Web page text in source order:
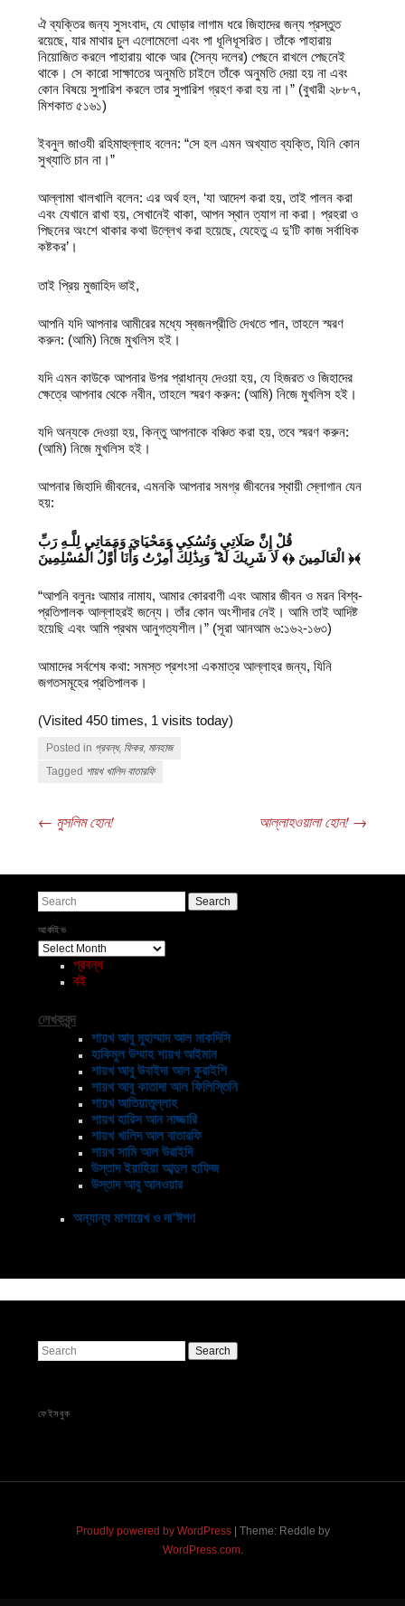
ঐ ব্যক্তির জন্য সুসংবাদ, যে ঘোড়ার লাগাম ধরে জিহাদের জন্য প্রস্তুত
রয়েছে, যার মাথার চুল এলোমেলো এবং পা ধূলিধূসরিত। তাঁকে পাহারায়
নিয়োজিত করলে পাহারায় থাকে আর (সৈন্য দলের) পেছনে রাখলে পেছনেই
থাকে। সে কারো সাক্ষাতের অনুমতি চাইলে তাঁকে অনুমতি দেয়া হয় না এবং
কোন বিষয়ে সুপারিশ করলে তার সুপারিশ গ্রহণ করা হয় না।” (বুখারী ২৮৮৭,
মিশকাত ৫১৬১)
ইবনুল জাওযী রহিমাহুল্লাহ বলেন: “সে হল এমন অখ্যাত ব্যক্তি, যিনি কোন
সুখ্যাতি চান না।”
আল্লামা খালখালি বলেন: এর অর্থ হল, ‘যা আদেশ করা হয়, তাই পালন করা
এবং যেখানে রাখা হয়, সেখানেই থাকা, আপন স্থান ত্যাগ না করা। প্রহরা ও
পিছনের অংশে থাকার কথা উল্লেখ করা হয়েছে, যেহেতু এ দু’টি কাজ সর্বাধিক
কষ্টকর’।
তাই প্রিয় মুজাহিদ ভাই,
আপনি যদি আপনার আমীরের মধ্যে স্বজনপ্রীতি দেখতে পান, তাহলে স্মরণ
করুন: (আমি) নিজে মুখলিস হই।
যদি এমন কাউকে আপনার উপর প্রাধান্য দেওয়া হয়, যে হিজরত ও জিহাদের
ক্ষেত্রে আপনার থেকে নবীন, তাহলে স্মরণ করুন: (আমি) নিজে মুখলিস হই।
যদি অন্যকে দেওয়া হয়, কিন্তু আপনাকে বঞ্চিত করা হয়, তবে স্মরণ করুন:
(আমি) নিজে মুখলিস হই।
আপনার জিহাদি জীবনের, এমনকি আপনার সমগ্র জীবনের স্থায়ী স্লোগান যেন
হয়:
قُلْ إِنَّ صَلَاتِي وَنُسُكِي وَمَحْيَايَ وَمَمَاتِي لِلَّـهِ رَبِّ
الْعَالَمِينَ ﴿﴾ لَا شَرِيكَ لَهُ ۖ وَبِذَٰلِكَ أُمِرْتُ وَأَنَا أَوَّلُ الْمُسْلِمِينَ ﴿﴾
“আপনি বলুনঃ আমার নামায, আমার কোরবাণী এবং আমার জীবন ও মরন বিশ্ব-
প্রতিপালক আল্লাহরই জন্যে। তাঁর কোন অংশীদার নেই। আমি তাই আদিষ্ট
হয়েছি এবং আমি প্রথম আনুগত্যশীল।” (সূরা আনআম ৬:১৬২-১৬৩)
আমাদের সর্বশেষ কথা: সমস্ত প্রশংসা একমাত্র আল্লাহর জন্য, যিনি
জগতসমূহের প্রতিপালক।
(Visited 450 times, 1 visits today)
Posted in প্রবন্ধ, ফিকর, মানহাজ
Tagged শায়খ খালিদ বাতারফি
Post navigation
← মুসলিম হোন! আল্লাহওয়ালা হোন! →
Search
আর্কাইভ
আর্কাইভ
প্রবন্ধ
বই
লেখকবৃন্দ
শায়খ আবু মুহাম্মাদ আল মাকদিসি
হাকিমুল উম্মাহ শায়খ আইমান
শায়খ আবু উবাইদা আল কুরাইশি
শায়খ আবু কাতাদা আল ফিলিস্তিনি
শায়খ আতিয়াতুল্লাহ
শায়খ হারিস আন নাজ্জারি
শায়খ খালিদ আল বাতারফি
শায়খ সামি আল উরাইদি
উস্তাদ ইয়াহিয়া আব্দুল হাফিজ
উস্তাদ আবু আনওয়ার
অন্যান্য মাশায়েখ ও দা’ঈগণ
Search
ফেইসবুক
Proudly powered by WordPress | Theme: Reddle by
WordPress.com.